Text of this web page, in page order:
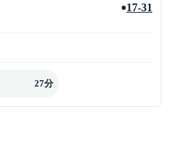
●17-31
27分